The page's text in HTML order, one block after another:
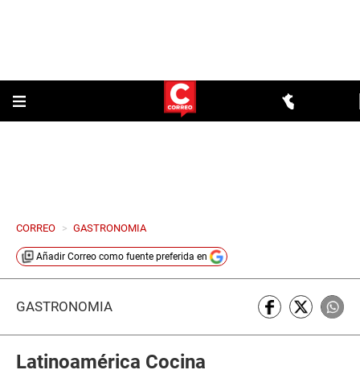
CORREO > GASTRONOMIA
Añadir Correo como fuente preferida en
GASTRONOMÍA
Latinoamérica Cocina